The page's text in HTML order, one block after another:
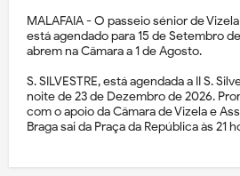
MALAFAIA - O passeio sénior de
está agendado para 15 de Setembro
abrem na Câmara a 1 de Agosto.
S. SILVESTRE, está agendada a II S.
noite de 23 de Dezembro de 2026.
com o apoio da Câmara de Vizela e
Braga sai da Praça da República às 21